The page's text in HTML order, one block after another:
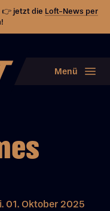
👉 jetzt die Loft-News per
Menü
01. Oktober 2025